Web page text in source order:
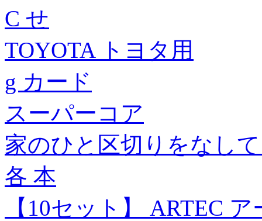
C せ
TOYOTA トヨタ用
g カード
スーパーコア
家のひと区切りをなし
各 本
【10セット】 ARTEC